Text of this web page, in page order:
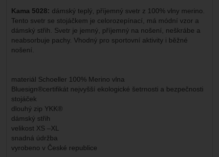
Kama 5028: dámský teplý, příjemný svetr z 100% vlny merino.
Tento svetr se stojáčkem je celorozepínací, má módní vzor a
dámský střih. Svetr je jemný, příjemný na nošení, neškrábe a
neabsorbuje pachy. Vhodný pro sportovní aktivity i běžné
nošení.
materiál Schoeller 100% Merino vlna
Bluesign®certifikát nejvyšší ekologické šetrnosti a bezpečnosti
stojáček
dlouhý zip YKK®
dámský střih
velikost XS –XL
snadná údržba
vyrobeno v České republice